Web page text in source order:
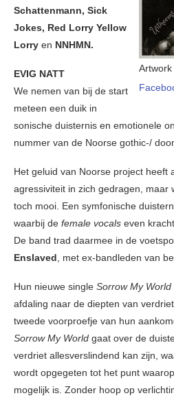
Schattenmann, Sick
Jokes, Red Lorry Yellow
Lorry en NNHMN.
EVIG NATT
We nemen van bij de start
meteen een duik in
sonische duisternis en emotionele
nummer van de Noorse gothic-/
Het geluid van Noorse project heeft
agressiviteit in zich gedragen, maar
toch mooi. Een symfonische
waarbij de female vocals even
De band trad daarmee in de
Enslaved, met ex-bandleden van
Hun nieuwe single Sorrow My World
afdaling naar de diepten van
tweede voorproefje van hun
Sorrow My World gaat over de
verdriet allesverslindend kan zijn,
wordt opgegeten tot het punt
mogelijk is. Zonder hoop op